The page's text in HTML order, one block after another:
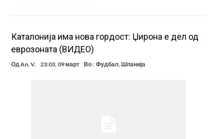
Каталонија има нова гордост: Џирона е дел од
еврозоната (ВИДЕО)
Од An. V. 23:03, 09 март Во : Фудбал Шпанија